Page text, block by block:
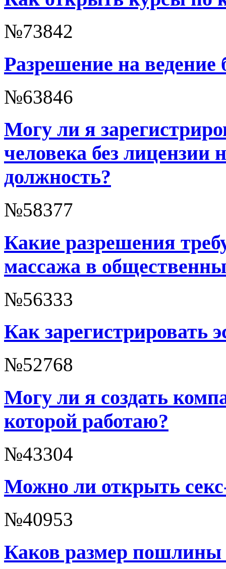
№73842
Разрешение на ведение
№63846
Могу ли я
человека без
должность?
№58377
Какие разрешения
массажа в
№56333
Как зарегистрировать
№52768
Могу ли я создать
которой работаю?
№43304
Можно ли открыть
№40953
Каков размер пошлины